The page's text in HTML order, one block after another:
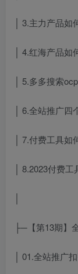
│ 3.主力产品如
│ 4.红海产品如
│ 5.多多搜索
│ 6.全站推广四
│ 7.付费工具如
│ 8.2023付费
│
├─【第13期】
│ 01.全站推广